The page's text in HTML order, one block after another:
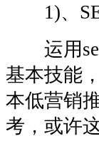
1)、
运用seo
基本技能
本低营销
考，或许